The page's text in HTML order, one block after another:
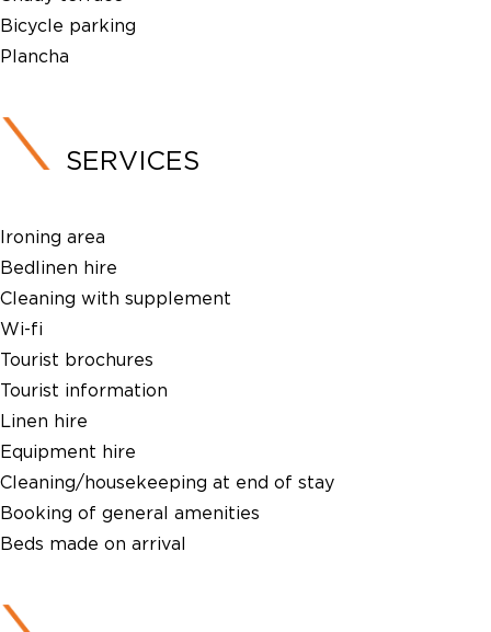
Bicycle parking
Plancha
SERVICES
Ironing area
Bedlinen hire
Cleaning with supplement
Wi-fi
Tourist brochures
Tourist information
Linen hire
Equipment hire
Cleaning/housekeeping at end of stay
Booking of general amenities
Beds made on arrival